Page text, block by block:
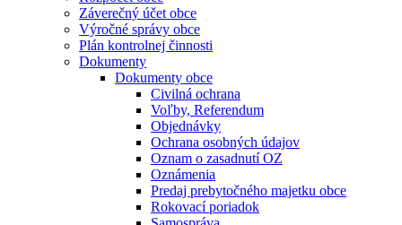
Záverečný účet obce
Výročné správy obce
Plán kontrolnej činnosti
Dokumenty
Dokumenty obce
Civilná ochrana
Voľby, Referendum
Objednávky
Ochrana osobných údajov
Oznam o zasadnutí OZ
Oznámenia
Predaj prebytočného majetku obce
Rokovací poriadok